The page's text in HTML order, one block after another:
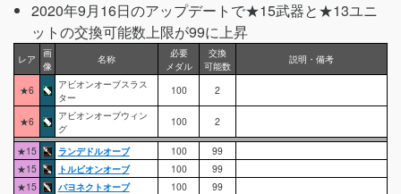
2020年9月16日のアップデートで★15武器と★13ユニ
ットの交換可能数上限が99に上昇
レア 画
像
名称
必要
メダル
交換
可能数
説明・備考
★6
アビオンオーブスラス
ター
100 2
★6
アビオンオーブウィン
グ
100 2
★15 ランデドルオーブ 100
99
★15
トルビオンオーブ 100
99
★15
バヨネクトオーブ 100
99